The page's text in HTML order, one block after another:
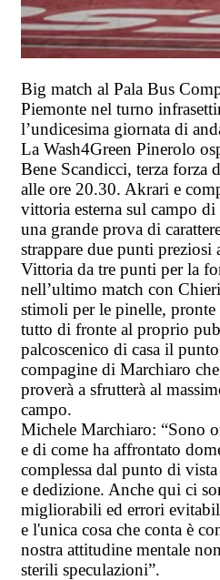
Big match al Pala Bus
Piemonte nel turno
l’undicesima giornata di
La Wash4Green Pinerolo
Bene Scandicci, terza forza
alle ore 20.30. Akrari e
vittoria esterna sul campo
una grande prova di
strappare due punti preziosi
Vittoria da tre punti per la
nell’ultimo match con
stimoli per le pinelle,
tutto di fronte al proprio
palcoscenico di casa il
compagine di Marchiaro
proverà a sfrutterà al
campo.
Michele Marchiaro: “Sono
e di come ha affrontato
complessa dal punto di
e dedizione. Anche qui ci
migliorabili ed errori
e l'unica cosa che conta è
nostra attitudine mentale
sterili speculazioni”.